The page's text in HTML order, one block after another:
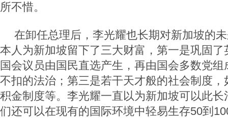
所不惜。
在卸任总理后，李光耀也长期对新加坡的
本人为新加坡留下了三大财富，第一是巩固
国会议员由国民直选产生，再由国会多数党
不扣的法治；第三是若干天才般的社会制度
积金制度等。李光耀一直以为新加坡可以此长
们还可以在现有的国际环境中轻易生存50到